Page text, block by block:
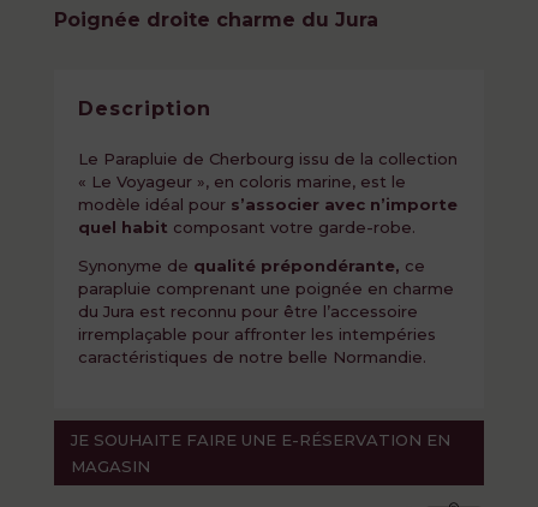
Poignée droite charme du Jura
Description
Le Parapluie de Cherbourg issu de la collection
« Le Voyageur », en coloris marine, est le
modèle idéal pour s’associer avec n’importe
quel habit composant votre garde-robe.
Synonyme de qualité prépondérante, ce
parapluie comprenant une poignée en charme
du Jura est reconnu pour être l’accessoire
irremplaçable pour affronter les intempéries
caractéristiques de notre belle Normandie.
JE SOUHAITE FAIRE UNE E-RÉSERVATION EN
MAGASIN